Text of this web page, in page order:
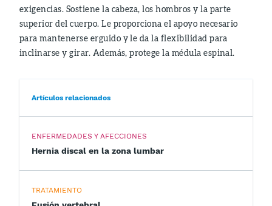
exigencias. Sostiene la cabeza, los hombros y la parte
superior del cuerpo. Le proporciona el apoyo necesario
para mantenerse erguido y le da la flexibilidad para
inclinarse y girar. Además, protege la médula espinal.
Artículos relacionados
ENFERMEDADES Y AFECCIONES
Hernia discal en la zona lumbar
TRATAMIENTO